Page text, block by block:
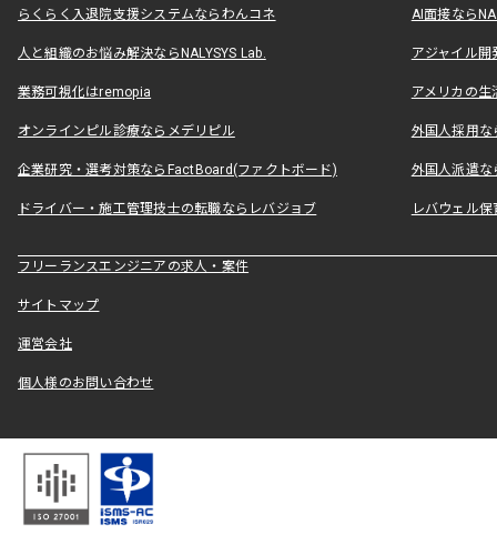
らくらく入退院支援システムならわんコネ AI面接なら
人と組織のお悩み解決ならNALYSYS Lab. アジャイル
業務可視化はremopia アメリカの
オンラインピル診療ならメデリピル 外国人採用
企業研究・選考対策ならFactBoard(ファクトボード) 外国人派遣な
ドライバー・施工管理技士の転職ならレバジョブ レバウェル
フリーランスエンジニアの求人・案件
サイトマップ
運営会社
個人様のお問い合わせ